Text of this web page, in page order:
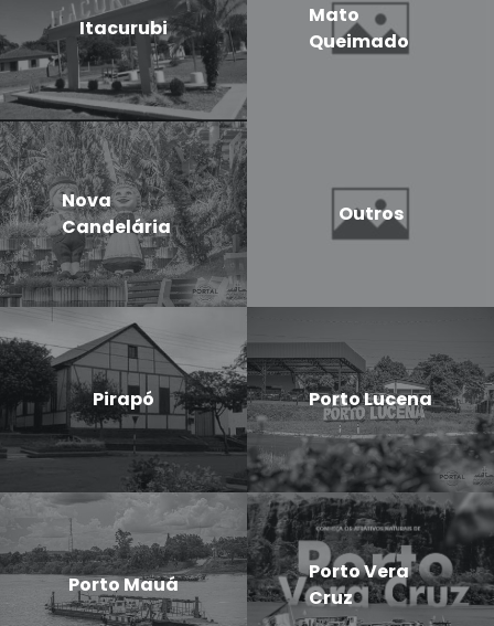
Itacurubi
Mato
Queimado
Nova
Candelária
Outros
Pirapó Porto Lucena
Porto Mauá
Porto Vera
Cruz